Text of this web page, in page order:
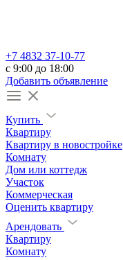
+7 4832 37-10-77
c 9:00 до 18:00
Добавить объявление
Купить
Квартиру
Квартиру в новостройке
Комнату
Дом или коттедж
Участок
Коммерческая
Оценить квартиру
Арендовать
Квартиру
Комнату